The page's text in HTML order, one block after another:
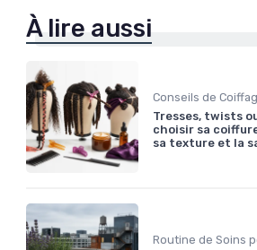
À lire aussi
Conseils de
Tresses, twists
choisir sa
sa texture et la